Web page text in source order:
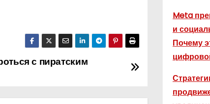
с пиратским
Meta
и
Почему